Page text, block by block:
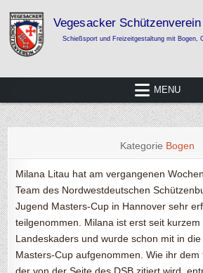
content
Vegesacker
e.V.
MENU
Kategorie Bogen
Milana Litau hat am vergangenen
Team des Nordwestdeutschen
Jugend Masters-Cup in Hannover sehr
teilgenommen. Milana ist erst seit
Landeskaders und wurde schon mit in
Masters-Cup aufgenommen. Wie ihr dem